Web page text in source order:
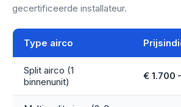
gecertificeerde installateur.
Type airco
Split airco (1
binnenunit)
€ 1.700